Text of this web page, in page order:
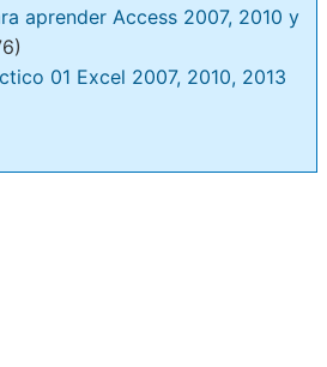
aprender Access 2007, 2010 y
01 Excel 2007, 2010, 2013